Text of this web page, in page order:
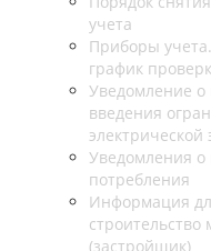
учета
Приборы
график
Уведомление о
введения
электрической
Уведомления
потребления
Информация
(застройщик)